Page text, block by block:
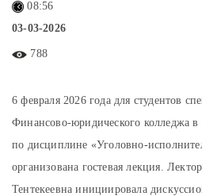
08:56
03-03-2026
788
6 февраля 2026 года для студентов
Финансово-юридического колледжа в
по дисциплине «Уголовно-
организована гостевая лекция.
Тентекеевна инициировала